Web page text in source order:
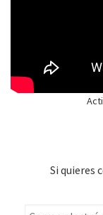
Si quieres